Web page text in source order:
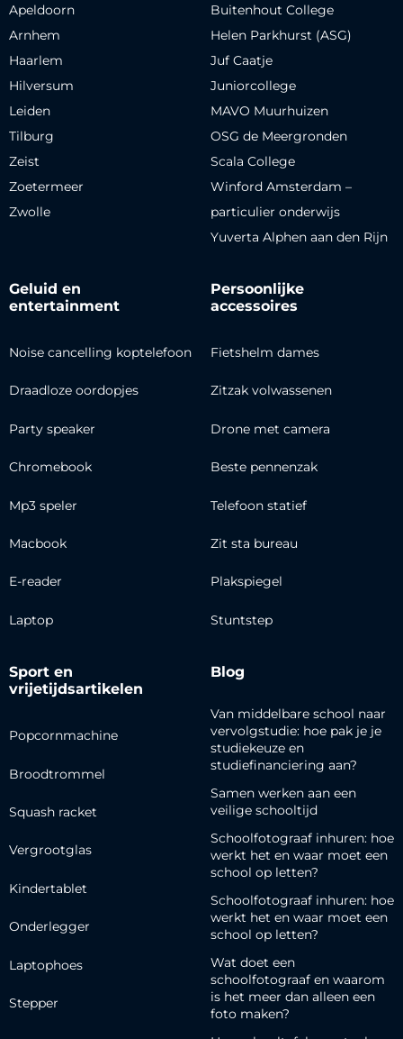
Apeldoorn
Arnhem
Haarlem
Hilversum
Leiden
Tilburg
Zeist
Zoetermeer
Zwolle
Buitenhout College
Helen Parkhurst (ASG)
Juf Caatje
Juniorcollege
MAVO Muurhuizen
OSG de Meergronden
Scala College
Winford Amsterdam –
particulier onderwijs
Yuverta Alphen aan den Rijn
Geluid en
entertainment
Noise cancelling koptelefoon
Draadloze oordopjes
Party speaker
Chromebook
Mp3 speler
Macbook
E-reader
Laptop
Persoonlijke
accessoires
Fietshelm dames
Zitzak volwassenen
Drone met camera
Beste pennenzak
Telefoon statief
Zit sta bureau
Plakspiegel
Stuntstep
Sport en
vrijetijdsartikelen
Popcornmachine
Broodtrommel
Squash racket
Vergrootglas
Kindertablet
Onderlegger
Laptophoes
Stepper
Blog
Van middelbare school naar
vervolgstudie: hoe pak je je
studiekeuze en
studiefinanciering aan?
Samen werken aan een
veilige schooltijd
Schoolfotograaf inhuren: hoe
werkt het en waar moet een
school op letten?
Schoolfotograaf inhuren: hoe
werkt het en waar moet een
school op letten?
Wat doet een
schoolfotograaf en waarom
is het meer dan alleen een
foto maken?